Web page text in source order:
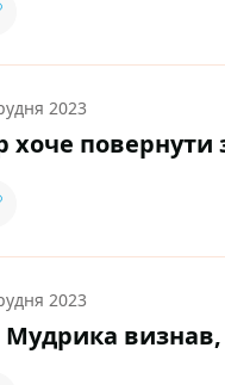
2023
повернути
2023
визнав,